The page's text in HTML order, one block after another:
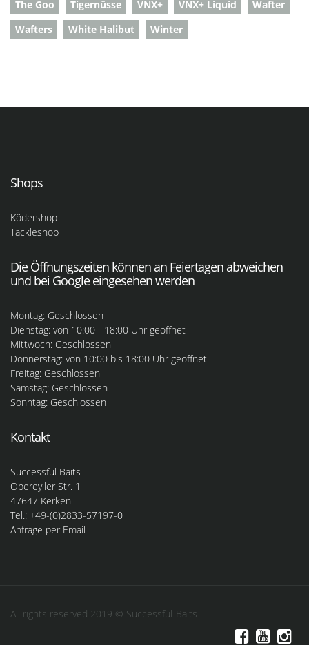
The Goo
Tigernüsse VNX+ VNX+ Liquid
Wafter
Wafters
White Halibut Winter
Shops
Ködershop
Tackleshop
Die Öffnungszeiten können an Feiertagen abweichen
und bei Google eingesehen werden
Montag: Geschlossen
Dienstag: von 10:00 - 18:00 Uhr geöffnet
Mittwoch: Geschlossen
Donnerstag: von 10:00 bis 18:00 Uhr geöffnet
Freitag: Geschlossen
Samstag: Geschlossen
Sonntag: Geschlossen
Kontakt
Successful Baits
Obereyller Str. 1
47647 Kerken
Tel.: +49-(0)2833-57197-0
Anfrage per Email
All rights reserved 2019 © Successful-Baits